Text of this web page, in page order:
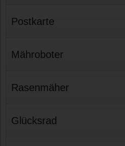
Postkarte
Mähroboter
Rasenmäher
Glücksrad